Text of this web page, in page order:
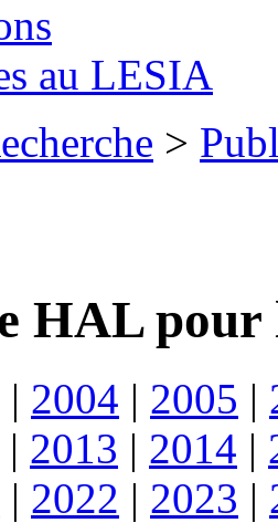
au LESIA
>
HAL pour
| 2004 | 2005 |
| 2013 | 2014 |
| 2022 | 2023 |